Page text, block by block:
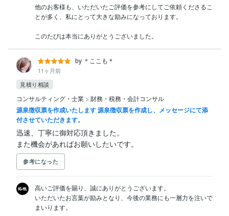
他のお客様も、いただいたご評価を参考にしてご依頼くださるこ
とが多く、私にとって大きな励みになっております。
このたびは本当にありがとうございました。
by ＊ここも＊
11ヶ月前
見積り相談
コンサルティング・士業 > 財務・税務・会計コンサル
源泉徴収票を作成いたします 源泉徴収票を作成し、メッセージにて添
付させていただきます。
迅速、丁寧に御対応頂きました。
また機会があればお願いしたいです。
参考になった
高いご評価を賜り、誠にありがとうございます。
いただいたお言葉が励みとなり、今後の業務にも一層力を注いで
まいります。